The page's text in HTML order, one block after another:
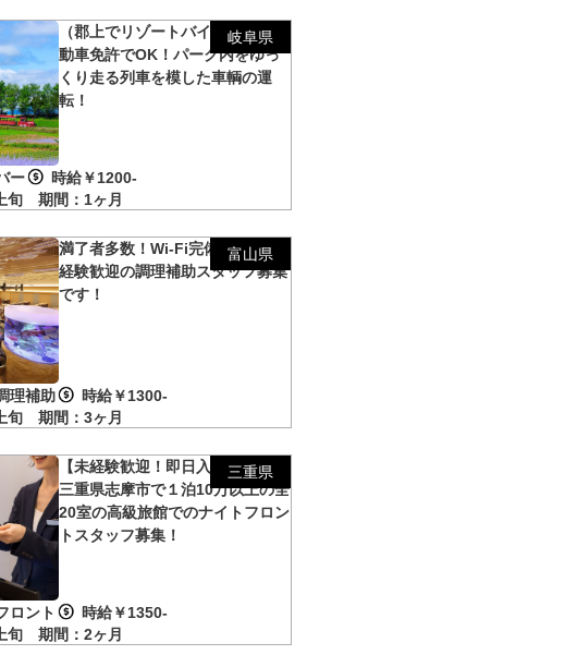
岐阜県
（郡上でリゾートバイト）普通自
動車免許でOK！パーク内をゆっ
くり走る列車を模した車輌の運
転！
ー
時給￥1200-
旬 期間：1ヶ月
富山県
満了者多数！Wi-Fi完備の寮で未
経験歓迎の調理補助スタッフ募集
です！
理補助
時給￥1300-
旬 期間：3ヶ月
三重県
【未経験歓迎！即日入寮OK！】
三重県志摩市で１泊10万以上の全
20室の高級旅館でのナイトフロン
トスタッフ募集！
ロント
時給￥1350-
旬 期間：2ヶ月